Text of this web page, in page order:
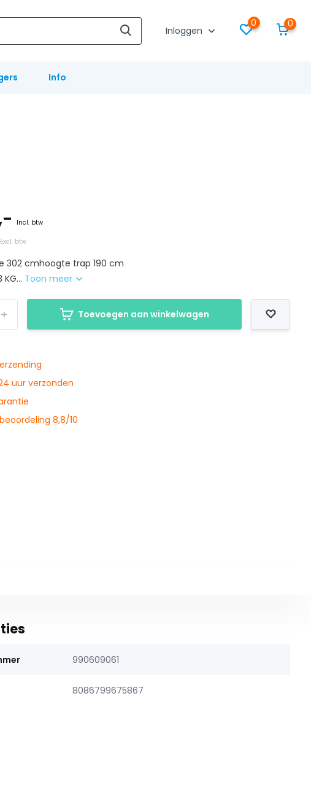
Inloggen
0 0
Info
Incl. btw
Excl. btw
302 cmhoogte trap 190 cm
Toon meer
+ Toevoegen aan winkelwagen
uur verzonden
8,8/10
990609061
8086799675867